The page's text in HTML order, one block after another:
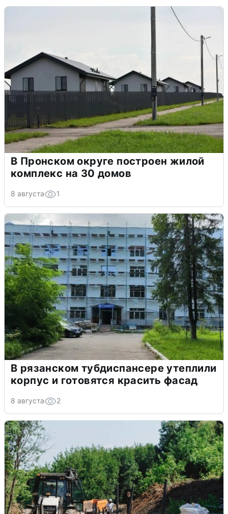
В Пронском округе построен жилой
комплекс на 30 домов
8 августа 1
В рязанском тубдиспансере утеплили
корпус и готовятся красить фасад
8 августа 2